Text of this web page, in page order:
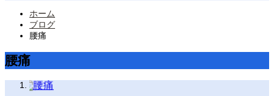
ホーム
ブログ
腰痛
腰痛